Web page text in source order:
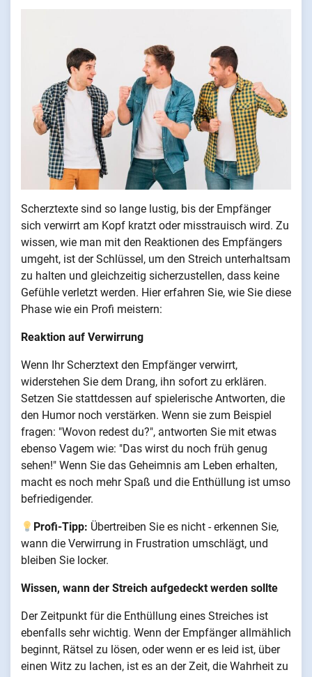
Scherztexte sind so lange lustig, bis der Empfänger
sich verwirrt am Kopf kratzt oder misstrauisch wird. Zu
wissen, wie man mit den Reaktionen des Empfängers
umgeht, ist der Schlüssel, um den Streich unterhaltsam
zu halten und gleichzeitig sicherzustellen, dass keine
Gefühle verletzt werden. Hier erfahren Sie, wie Sie diese
Phase wie ein Profi meistern:
Reaktion auf Verwirrung
Wenn Ihr Scherztext den Empfänger verwirrt,
widerstehen Sie dem Drang, ihn sofort zu erklären.
Setzen Sie stattdessen auf spielerische Antworten, die
den Humor noch verstärken. Wenn sie zum Beispiel
fragen: "Wovon redest du?", antworten Sie mit etwas
ebenso Vagem wie: "Das wirst du noch früh genug
sehen!" Wenn Sie das Geheimnis am Leben erhalten,
macht es noch mehr Spaß und die Enthüllung ist umso
befriedigender.
Profi-Tipp: Übertreiben Sie es nicht - erkennen Sie,
wann die Verwirrung in Frustration umschlägt, und
bleiben Sie locker.
Wissen, wann der Streich aufgedeckt werden sollte
Der Zeitpunkt für die Enthüllung eines Streiches ist
ebenfalls sehr wichtig. Wenn der Empfänger allmählich
beginnt, Rätsel zu lösen, oder wenn er es leid ist, über
einen Witz zu lachen, ist es an der Zeit, die Wahrheit zu